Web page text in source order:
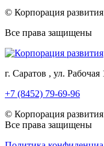
© Корпорация
Все права защищены
г. Саратов , ул.
+7 (8452) 79-69-96
© Корпорация
Все права защищены